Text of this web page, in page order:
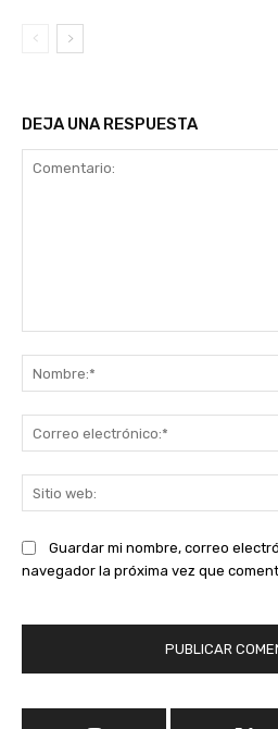
DEJA UNA RESPUESTA
Guardar mi nombre, correo
navegador la próxima vez que